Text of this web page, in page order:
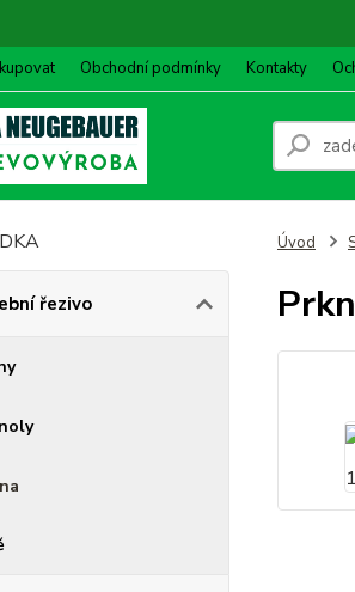
Obchodní podmínky Kontakty
řezivo
Úvod